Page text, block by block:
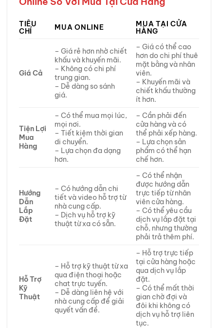
TIÊU
CHÍ
MUA ONLINE
MUA TẠI CỬA
HÀNG
Giá Cả
– Giá rẻ hơn nhờ chiết
khấu và khuyến mãi.
– Không có chi phí
trung gian.
– Dễ dàng so sánh
giá.
– Giá có thể cao
hơn do chi phí thuê
mặt bằng và nhân
viên.
– Khuyến mãi và
chiết khấu thường
ít hơn.
Tiện Lợi
Mua
Hàng
– Có thể mua mọi lúc,
mọi nơi.
– Tiết kiệm thời gian
di chuyển.
– Lựa chọn đa dạng
hơn.
– Cần phải đến
cửa hàng và có
thể phải xếp hàng.
– Lựa chọn sản
phẩm có thể hạn
chế hơn.
Hướng
Dẫn
Lắp
Đặt
– Có hướng dẫn chi
tiết và video hỗ trợ từ
nhà cung cấp.
– Dịch vụ hỗ trợ kỹ
thuật từ xa có sẵn.
– Có thể nhận
được hướng dẫn
trực tiếp từ nhân
viên cửa hàng.
– Có thể yêu cầu
dịch vụ lắp đặt tại
chỗ, nhưng thường
phải trả thêm phí.
Hỗ Trợ
Kỹ
Thuật
– Hỗ trợ kỹ thuật từ xa
qua điện thoại hoặc
chat trực tuyến.
– Dễ dàng liên hệ với
nhà cung cấp để giải
quyết vấn đề.
– Hỗ trợ trực tiếp
tại cửa hàng hoặc
qua dịch vụ lắp
đặt.
– Có thể mất thời
gian chờ đợi và
đôi khi không có
dịch vụ hỗ trợ liên
tục.